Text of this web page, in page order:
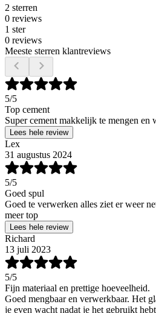
2 sterren
0 reviews
1 ster
0 reviews
Meeste sterren klantreviews
5/5
Top cement
Super cement makkelijk te mengen en
Lees hele review
Lex
31 augustus 2024
5/5
Goed spul
Goed te verwerken alles ziet er weer
meer top
Lees hele review
Richard
13 juli 2023
5/5
Fijn materiaal en prettige hoeveelheid.
Goed mengbaar en verwerkbaar. Het
je even wacht nadat je het gebruikt